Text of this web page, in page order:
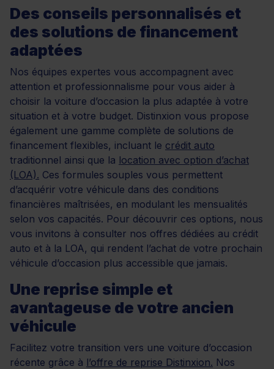
Des conseils personnalisés et
des solutions de financement
adaptées
Nos équipes expertes vous accompagnent avec
attention et professionnalisme pour vous aider à
choisir la voiture d’occasion la plus adaptée à votre
situation et à votre budget. Distinxion vous propose
également une gamme complète de solutions de
financement flexibles, incluant le crédit auto
traditionnel ainsi que la location avec option d’achat
(LOA). Ces formules souples vous permettent
d’acquérir votre véhicule dans des conditions
financières maîtrisées, en modulant les mensualités
selon vos capacités. Pour découvrir ces options, nous
vous invitons à consulter nos offres dédiées au crédit
auto et à la LOA, qui rendent l’achat de votre prochain
véhicule d’occasion plus accessible que jamais.
Une reprise simple et
avantageuse de votre ancien
véhicule
Facilitez votre transition vers une voiture d’occasion
récente grâce à l’offre de reprise Distinxion. Nos